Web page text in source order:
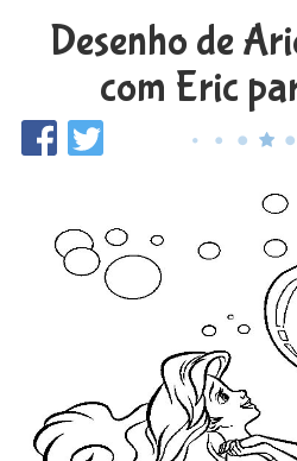
Desenho de
com Eric